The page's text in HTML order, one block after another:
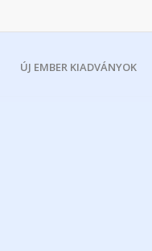
ÚJ EMBER KIADVÁNYOK